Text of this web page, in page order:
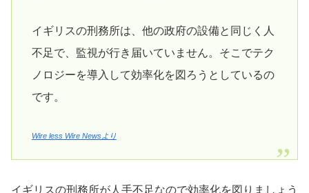
イギリスの刑務所は、他の政府の設備と同じく人
不足で、監視が行き届いていません。そこでテク
ノロジーを導入して効率化を図ろうとしているの
です。
Wire less Wire Newsより
イギリスの刑務所が人手不足なので効率化を図りましょう